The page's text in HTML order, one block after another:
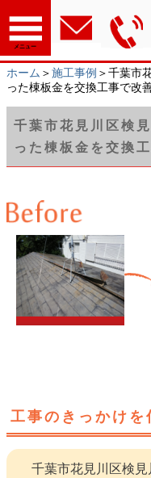
メニュー
ホーム ＞ 施工事例 ＞千葉市
った棟板金を交換工事で改
千葉市花見川区検
った棟板金を交換
工事のきっかけを
千葉市花見川区検見